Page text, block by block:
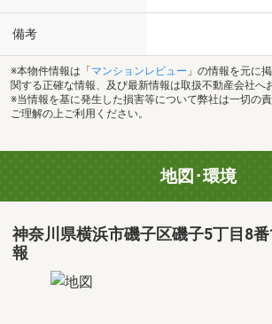
備考
※本物件情報は「 マンションレビュー 」の情報を元に
関する正確な情報、及び最新情報は取扱不動産会社へ
※当情報を基に発生した損害等について弊社は一切の
ご理解の上ご利用ください。
地図･環境
神奈川県横浜市磯子区磯子5丁目8
報